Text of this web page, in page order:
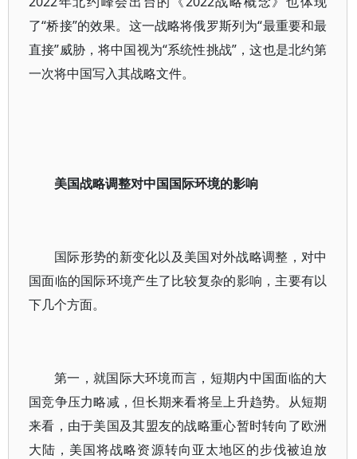
了“桥接”的效果。这一战略将俄罗斯列为“最重要和最
直接”威胁，将中国视为“系统性挑战”，这也是北约第
一次将中国写入其战略文件。
美国战略调整对中国国际环境的影响
国际形势的新变化以及美国对外战略调整，对中
国面临的国际环境产生了比较复杂的影响，主要有以
下几个方面。
第一，就国际大环境而言，短期内中国面临的大
国竞争压力略减，但长期来看将呈上升趋势。从短期
来看，由于美国及其盟友的战略重心暂时转向了欧洲
大陆，美国将战略资源转向亚太地区的步伐被迫放